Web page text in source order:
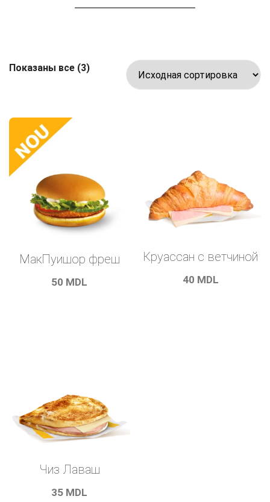
Показаны все (3)
МакПуишор фреш
50 MDL
Круассан с ветчиной
40 MDL
Чиз Лаваш
35 MDL